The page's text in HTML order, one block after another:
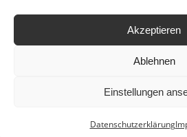
Akzeptieren
Ablehnen
Einstellungen
Datenschutzerklärung
HLWM Salzburg| 2024
Datenschutzerklärung
Impressum